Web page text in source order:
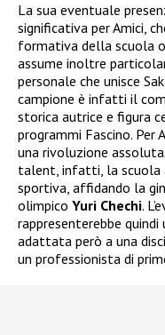
La sua eventuale
significativa per Amici,
formativa della scuola
assume inoltre
personale che unisce
campione è infatti il
storica autrice e figura
programmi Fascino. Per
una rivoluzione
talent, infatti, la scuola
sportiva, affidando la
olimpico Yuri Chechi.
rappresenterebbe
adattata però a una
un professionista di